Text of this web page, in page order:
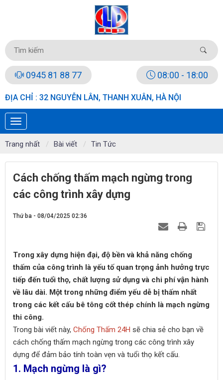
0945 81 88 77 08:00 - 18:00
ĐỊA CHỈ : 32 NGUYỄN LÂN, THANH XUÂN, HÀ NỘI
Trang nhất Bài viết Tin Tức
Cách chống thấm mạch ngừng trong
các công trình xây dựng
Thứ ba - 08/04/2025 02:36
Trong xây dựng hiện đại, độ bền và khả năng chống
thấm của công trình là yếu tố quan trọng ảnh hưởng trực
tiếp đến tuổi thọ, chất lượng sử dụng và chi phí vận hành
về lâu dài. Một trong những điểm yếu dễ bị thấm nhất
trong các kết cấu bê tông cốt thép chính là mạch ngừng
thi công.
Trong bài viết này, Chống Thấm 24H sẽ chia sẻ cho bạn về
cách chống thấm mạch ngừng trong các công trình xây
dựng để đảm bảo tính toàn vẹn và tuổi thọ kết cấu.
1. Mạch ngừng là gì?